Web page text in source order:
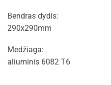
Bendras dydis:
290x290mm
Medžiaga:
aliuminis 6082 T6